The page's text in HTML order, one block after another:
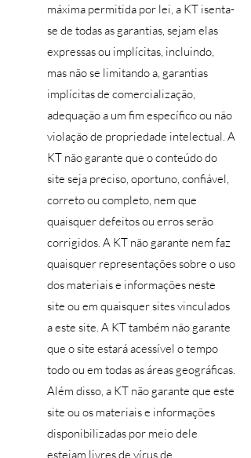
máxima permitida por lei, a KT isenta-
se de todas as garantias, sejam elas
expressas ou implícitas, incluindo,
mas não se limitando a, garantias
implícitas de comercialização,
adequação a um fim específico ou não
violação de propriedade intelectual. A
KT não garante que o conteúdo do
site seja preciso, oportuno, confiável,
correto ou completo, nem que
quaisquer defeitos ou erros serão
corrigidos. A KT não garante nem faz
quaisquer representações sobre o uso
dos materiais e informações neste
site ou em quaisquer sites vinculados
a este site. A KT também não garante
que o site estará acessível o tempo
todo ou em todas as áreas geográficas.
Além disso, a KT não garante que este
site ou os materiais e informações
disponibilizadas por meio dele
estejam livres de vírus de